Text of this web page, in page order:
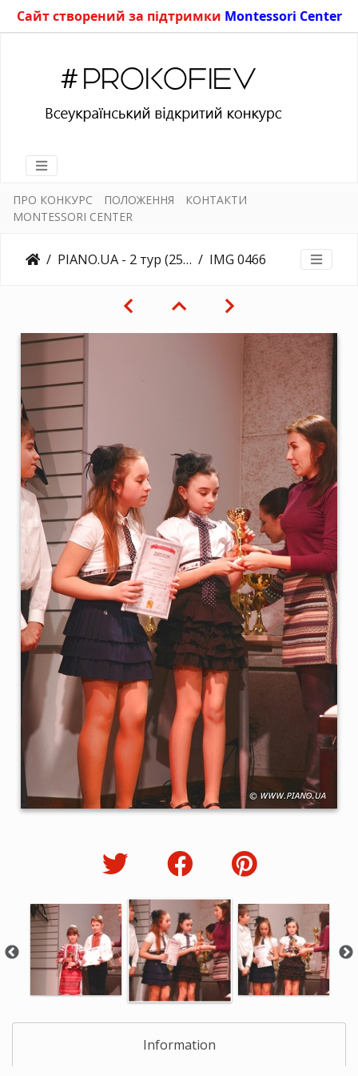
Сайт створений за підтримки Montessori Center
ПРО КОНКУРС ПОЛОЖЕННЯ
КОНТАКТИ
MONTESSORI CENTER
PIANO.UA - 2 тур (25.03.2018) IMG 0466
Information